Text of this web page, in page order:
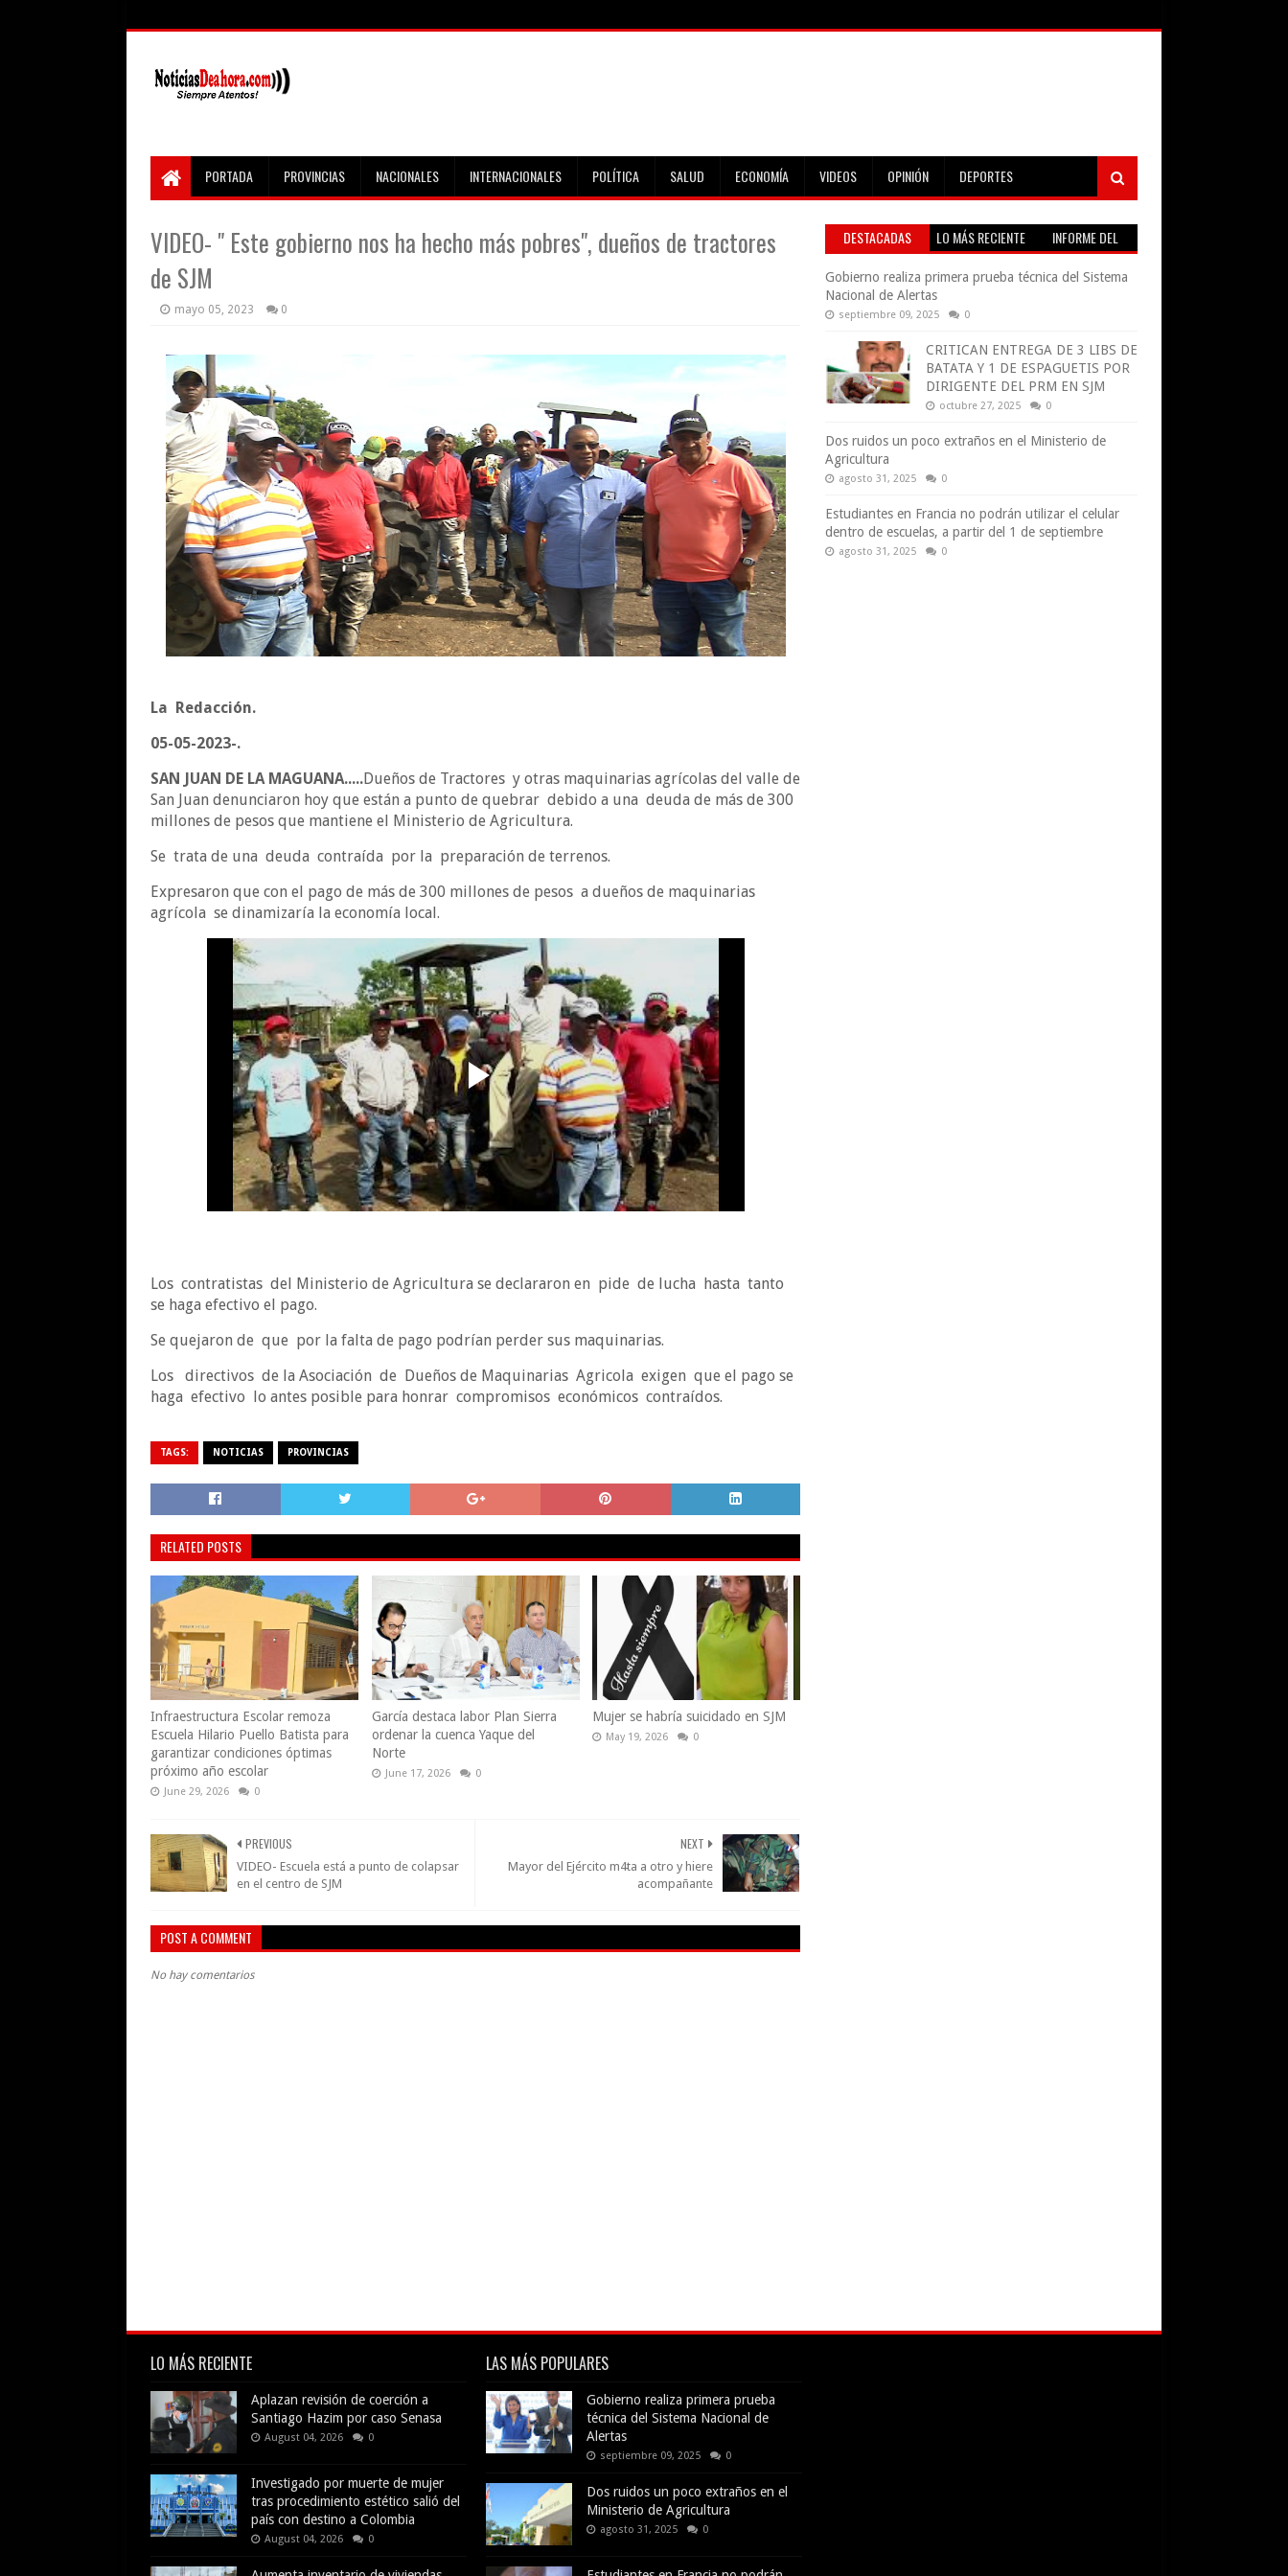
PORTADA PROVINCIAS NACIONALES INTERNACIONALES POLÍTICA SALUD ECONOMÍA VIDEOS OPINIÓN DEPORTES
VIDEO- " Este gobierno nos ha hecho más pobres", dueños de tractores
de SJM
mayo 05, 2023 0
La Redacción.
05-05-2023-.
SAN JUAN DE LA MAGUANA.....Dueños de Tractores y otras maquinarias agrícolas del valle de
San Juan denunciaron hoy que están a punto de quebrar debido a una deuda de más de 300
millones de pesos que mantiene el Ministerio de Agricultura.
Se trata de una deuda contraída por la preparación de terrenos.
Expresaron que con el pago de más de 300 millones de pesos a dueños de maquinarias
agrícola se dinamizaría la economía local.
Los contratistas del Ministerio de Agricultura se declararon en pide de lucha hasta tanto
se haga efectivo el pago.
Se quejaron de que por la falta de pago podrían perder sus maquinarias.
Los directivos de la Asociación de Dueños de Maquinarias Agricola exigen que el pago se
haga efectivo lo antes posible para honrar compromisos económicos contraídos.
TAGS: NOTICIAS PROVINCIAS
RELATED POSTS
Infraestructura Escolar remoza
Escuela Hilario Puello Batista para
garantizar condiciones óptimas
próximo año escolar
June 29, 2026 0
García destaca labor Plan Sierra
ordenar la cuenca Yaque del
Norte
June 17, 2026 0
Mujer se habría suicidado en SJM
May 19, 2026 0
NEXT
Mayor del Ejército m4ta a otro y hiere
acompañante
PREVIOUS
VIDEO- Escuela está a punto de colapsar
en el centro de SJM
POST A COMMENT
No hay comentarios
DESTACADAS LO MÁS RECIENTE
INFORME DEL
Gobierno realiza primera prueba técnica del Sistema
Nacional de Alertas
septiembre 09, 2025 0
CRITICAN ENTREGA DE 3 LIBS DE
BATATA Y 1 DE ESPAGUETIS POR
DIRIGENTE DEL PRM EN SJM
octubre 27, 2025 0
Dos ruidos un poco extraños en el Ministerio de
Agricultura
agosto 31, 2025 0
Estudiantes en Francia no podrán utilizar el celular
dentro de escuelas, a partir del 1 de septiembre
agosto 31, 2025 0
LO MÁS RECIENTE
Aplazan revisión de coerción a
Santiago Hazim por caso Senasa
August 04, 2026 0
Investigado por muerte de mujer
tras procedimiento estético salió del
país con destino a Colombia
August 04, 2026 0
LAS MÁS POPULARES
Gobierno realiza primera prueba
técnica del Sistema Nacional de
Alertas
septiembre 09, 2025 0
Dos ruidos un poco extraños en el
Ministerio de Agricultura
agosto 31, 2025 0